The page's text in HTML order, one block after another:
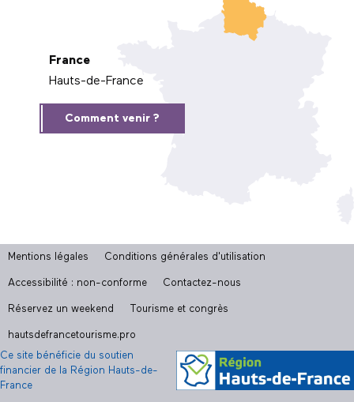
France
Hauts-de-France
Comment venir ?
Mentions légales Conditions générales d'utilisation
Accessibilité : non-conforme Contactez-nous
Réservez un weekend Tourisme et congrès
hautsdefrancetourisme.pro
Ce site bénéficie du soutien
financier de la Région Hauts-de-
France